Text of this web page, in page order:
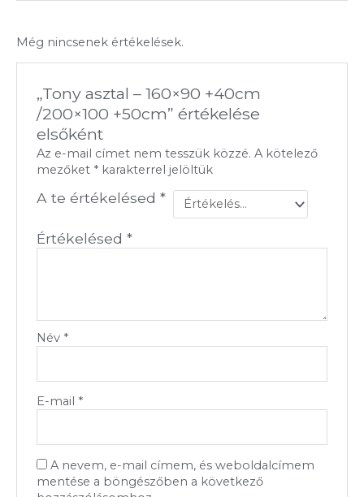
Még nincsenek értékelések.
„Tony asztal – 160×90 +40cm
/200×100 +50cm” értékelése
elsőként
Az e-mail címet nem tesszük közzé. A kötelező
mezőket * karakterrel jelöltük
A te értékelésed*
Értékelésed*
Név *
E-mail *
A nevem, e-mail címem, és weboldalcímem
mentése a böngészőben a következő